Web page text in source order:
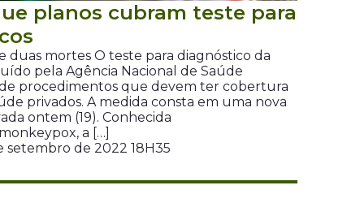
planos cubram teste para
e duas mortes O teste para diagnóstico da
pela Agência Nacional de Saúde
procedimentos que devem ter cobertura
privados. A medida consta em uma nova
ontem (19). Conhecida
a […]
setembro de 2022 18H35